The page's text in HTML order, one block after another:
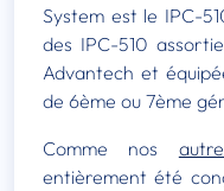
System est le IPC-
des IPC-510
Advantech et
de 6ème ou 7ème
Comme nos
entièrement été